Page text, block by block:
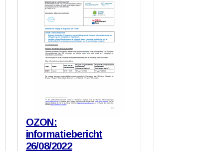
OZON:
informatiebericht
26/08/2022